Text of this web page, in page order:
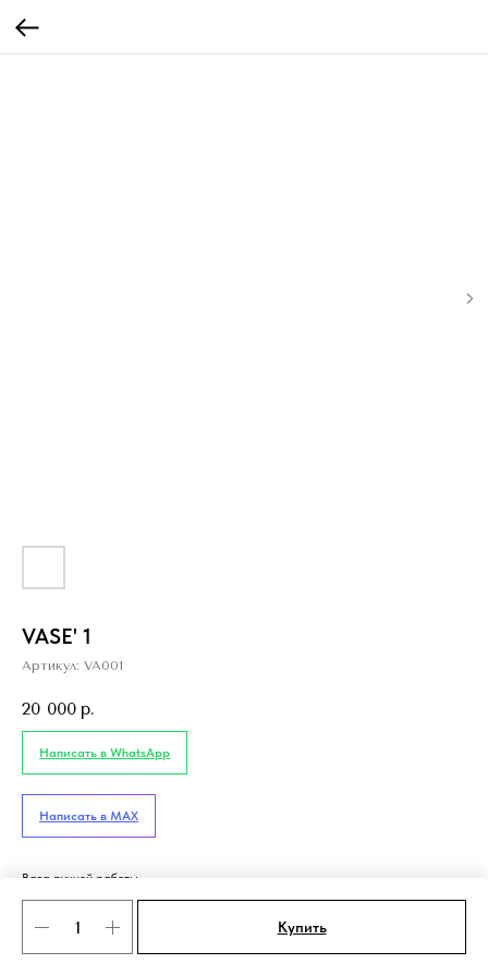
VASE' 1
Артикул: VA001
20 000 р.
Купить
Написать в WhatsApp
Написать в MAX
Ваза ручной работы.